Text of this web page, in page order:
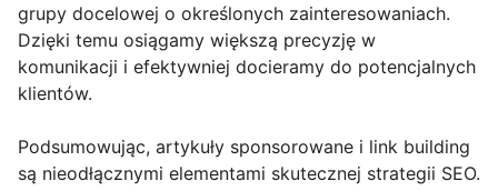
grupy docelowej o określonych zainteresowaniach.
Dzięki temu osiągamy większą precyzję w
komunikacji i efektywniej docieramy do potencjalnych
klientów.
Podsumowując, artykuły sponsorowane i link building
są nieodłącznymi elementami skutecznej strategii SEO.